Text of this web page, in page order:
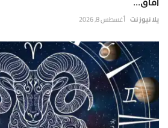
يلا نيوز نت أغسطس 8, 2026